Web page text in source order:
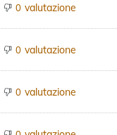
0 valutazione
0 valutazione
0 valutazione